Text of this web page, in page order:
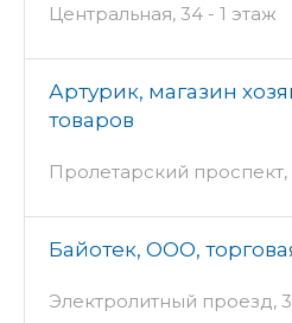
Центральная, 34 - 1 этаж
Артурик, магазин
товаров
Пролетарский проспект,
Байотек, ООО,
Электролитный проезд,